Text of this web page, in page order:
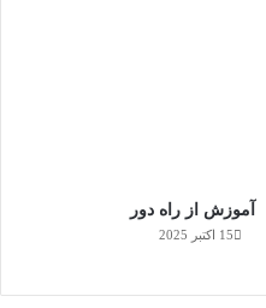
آموزش از راه دور
15 اکتبر 2025